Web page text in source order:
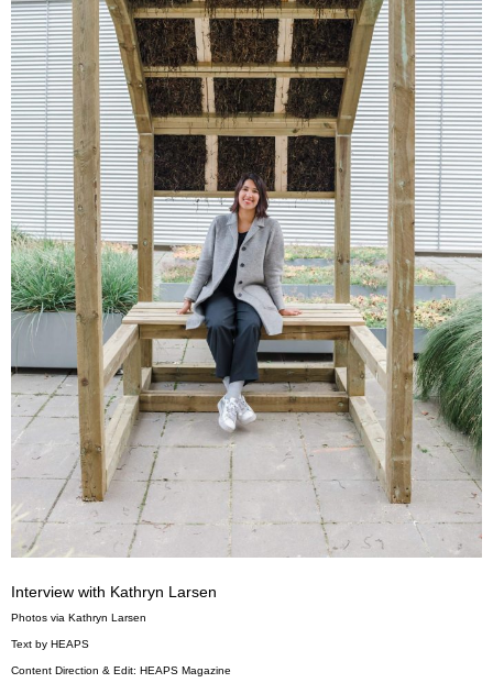
Interview with Kathryn Larsen
Photos via Kathryn Larsen
Text by HEAPS
Content Direction & Edit: HEAPS Magazine